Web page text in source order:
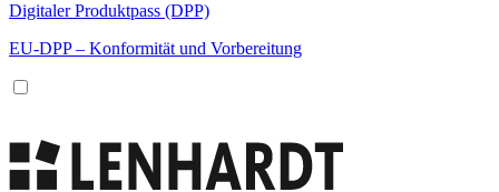
Digitaler Produktpass (DPP)
EU-DPP – Konformität und Vorbereitung